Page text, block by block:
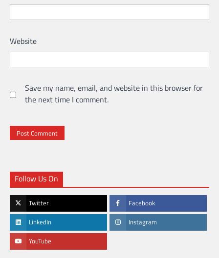
Website
Save my name, email, and website in this browser for
the next time I comment.
Follow Us On
Twitter Facebook
LinkedIn Instagram
YouTube